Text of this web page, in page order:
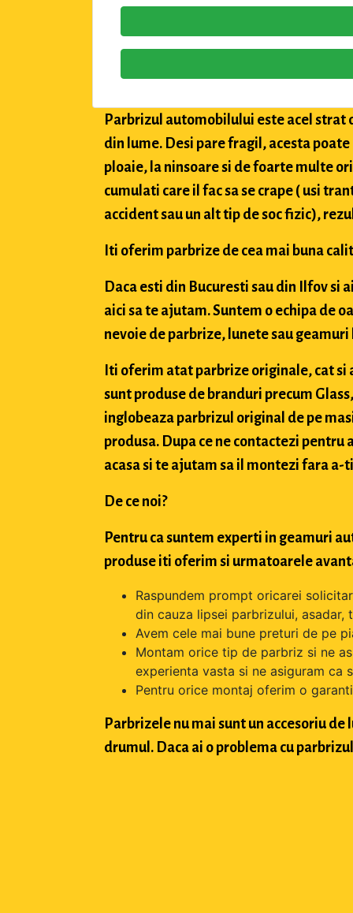
Parbrizul automobilului este acel strat
din lume. Desi pare fragil, acesta
ploaie, la ninsoare si de foarte multe
cumulati care il fac sa se crape ( usi
accident sau un alt tip de soc fizic),
Iti oferim parbrize de cea mai buna
Daca esti din Bucuresti sau din Ilfov si
aici sa te ajutam. Suntem o echipa de
nevoie de parbrize, lunete sau
Iti oferim atat parbrize originale, cat
sunt produse de branduri precum
inglobeaza parbrizul original de pe
produsa. Dupa ce ne contactezi
acasa si te ajutam sa il montezi fara a-
De ce noi?
Pentru ca suntem experti in geamuri
produse iti oferim si urmatoarele
Raspundem prompt oricarei
din cauza lipsei parbrizului,
Avem cele mai bune preturi de pe
Montam orice tip de parbriz si ne
experienta vasta si ne asiguram ca
Pentru orice montaj oferim o
Parbrizele nu mai sunt un accesoriu
drumul. Daca ai o problema cu